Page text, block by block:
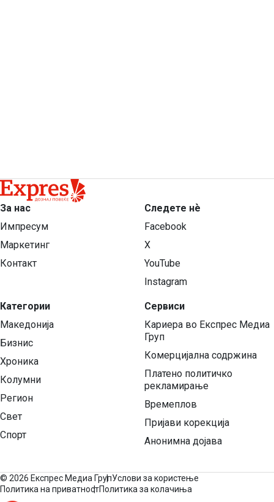
За нас
Импресум
Маркетинг
Контакт
Категории
Македонија
Бизнис
Хроника
Колумни
Регион
Свет
Спорт
Следете нѐ
Facebook
X
YouTube
Instagram
Сервиси
Кариера во Експрес Медиа
Груп
Комерцијална содржина
Платено политичко
рекламирање
Времеплов
Пријави корекција
Анонимна дојава
© 2026 Експрес Медиа ГрупУслови за користење
Политика на приватностПолитика за колачиња